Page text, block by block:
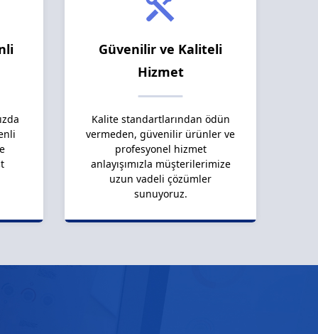
Güvenilir ve Kaliteli
Hizmet
Kalite standartlarından ödün
vermeden, güvenilir ürünler ve
profesyonel hizmet
anlayışımızla müşterilerimize
uzun vadeli çözümler
sunuyoruz.